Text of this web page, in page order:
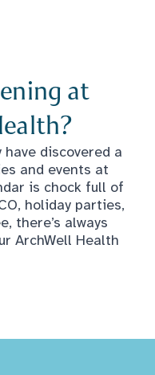
at
discovered a
and events at
is chock full of
holiday parties,
there’s always
ArchWell Health